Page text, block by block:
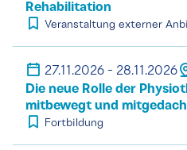
Rehabilitation
Veranstaltung externer
27.11.2026 - 28.11.2026
Die neue Rolle der
mitbewegt und
Fortbildung